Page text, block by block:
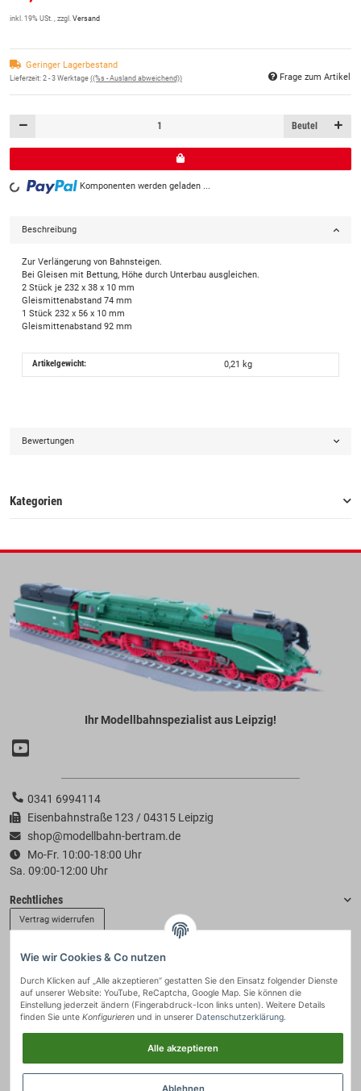
inkl. 19% USt. , zzgl. Versand
Geringer Lagerbestand
Lieferzeit: 2 - 3 Werktage ((%s - Ausland abweichend)) Frage zum Artikel
Beutel
Loading... Komponenten werden geladen ...
Beschreibung
Zur Verlängerung von Bahnsteigen.
Bei Gleisen mit Bettung, Höhe durch Unterbau ausgleichen.
2 Stück je 232 x 38 x 10 mm
Gleismittenabstand 74 mm
1 Stück 232 x 56 x 10 mm
Gleismittenabstand 92 mm
Artikelgewicht: 0,21 kg
Bewertungen
Kategorien
Ihr Modellbahnspezialist aus Leipzig!
0341 6994114
Eisenbahnstraße 123 / 04315 Leipzig
shop@modellbahn-bertram.de
Mo-Fr. 10:00-18:00 Uhr
Sa. 09:00-12:00 Uhr
Rechtliches
Vertrag widerrufen
Zahlung & Versand
Wie wir Cookies & Co nutzen
Durch Klicken auf „Alle akzeptieren“ gestatten Sie den Einsatz folgender Dienste
auf unserer Website: YouTube, ReCaptcha, Google Map. Sie können die
Einstellung jederzeit ändern (Fingerabdruck-Icon links unten). Weitere Details
finden Sie unte Konfigurieren und in unserer Datenschutzerklärung.
Alle akzeptieren